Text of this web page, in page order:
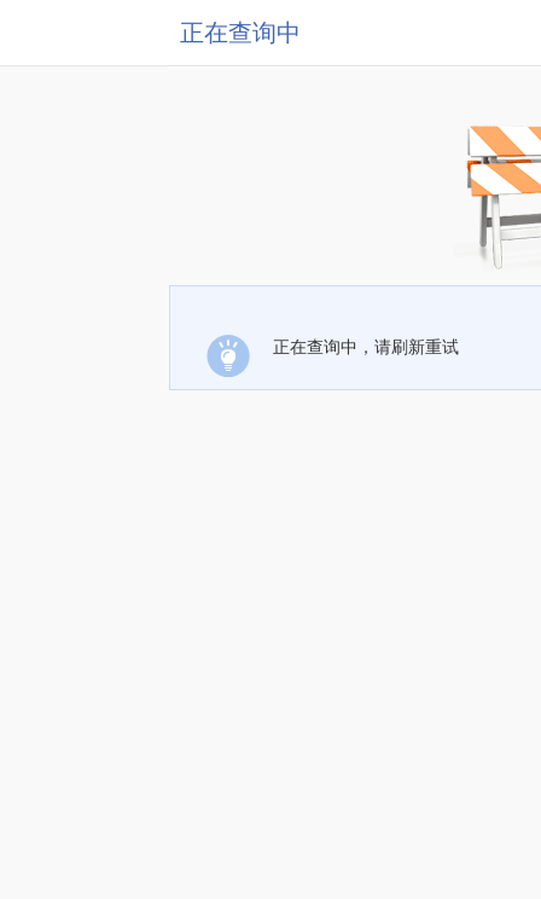
正在查询中
正在查询中，请刷新重试